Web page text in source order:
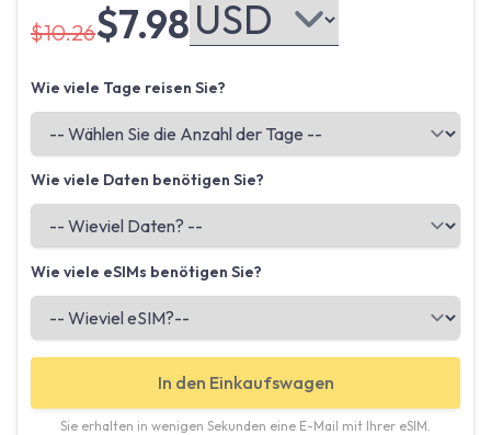
$10.26$7.98
Wie viele Tage reisen Sie?
Wie viele Daten benötigen Sie?
Wie viele eSIMs benötigen Sie?
In den Einkaufswagen
Sie erhalten in wenigen Sekunden eine E-Mail mit Ihrer eSIM.